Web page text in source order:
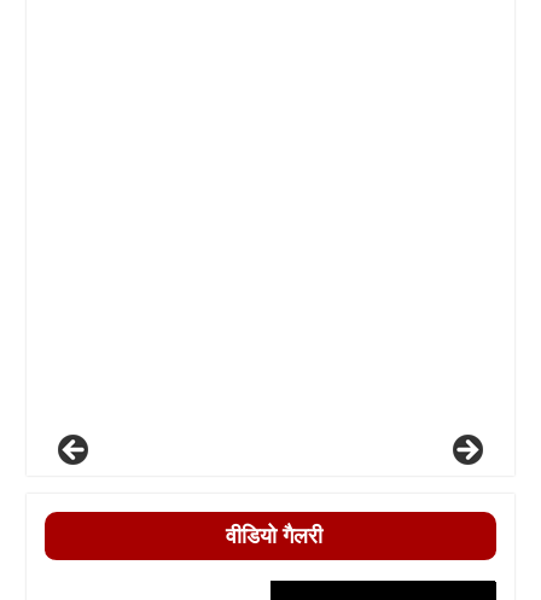
वीडियो गैलरी